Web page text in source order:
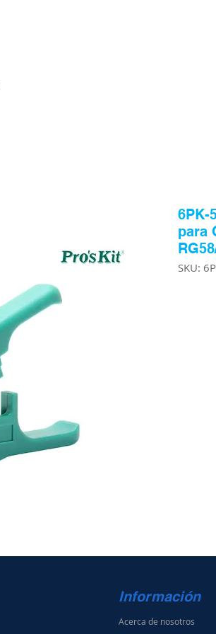
6PK-
para
SKU:
Información
Acerca de nosotros